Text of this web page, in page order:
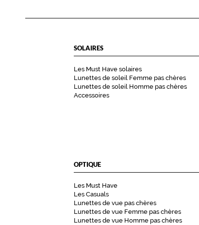
SOLAIRES
Les Must Have solaires
Lunettes de soleil Femme pas chères
Lunettes de soleil Homme pas chères
Accessoires
OPTIQUE
Les Must Have
Les Casuals
Lunettes de vue pas chères
Lunettes de vue Femme pas chères
Lunettes de vue Homme pas chères